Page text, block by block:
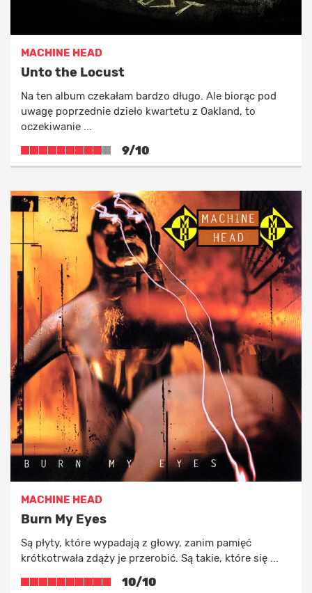
MACHINE HEAD
Unto the Locust
Na ten album czekałam bardzo długo. Ale biorąc pod
uwagę poprzednie dzieło kwartetu z Oakland, to
oczekiwanie ...
9/10
MACHINE HEAD
Burn My Eyes
Są płyty, które wypadają z głowy, zanim pamięć
krótkotrwała zdąży je przerobić. Są takie, które się ...
10/10